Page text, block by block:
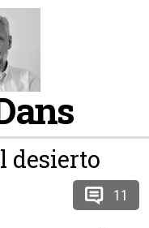
desierto
11